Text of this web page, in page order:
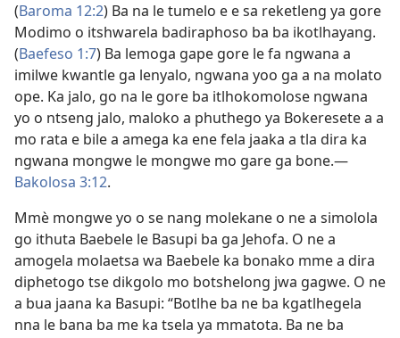
(Baroma 12:2) Ba na le tumelo e e sa reketleng ya gore
Modimo o itshwarela badiraphoso ba ba ikotlhayang.
(Baefeso 1:7) Ba lemoga gape gore le fa ngwana a
imilwe kwantle ga lenyalo, ngwana yoo ga a na molato
ope. Ka jalo, go na le gore ba itlhokomolose ngwana
yo o ntseng jalo, maloko a phuthego ya Bokeresete a a
mo rata e bile a amega ka ene fela jaaka a tla dira ka
ngwana mongwe le mongwe mo gare ga bone.—
Bakolosa 3:12.
Mmè mongwe yo o se nang molekane o ne a simolola
go ithuta Baebele le Basupi ba ga Jehofa. O ne a
amogela molaetsa wa Baebele ka bonako mme a dira
diphetogo tse dikgolo mo botshelong jwa gagwe. O ne
a bua jaana ka Basupi: “Botlhe ba ne ba kgatlhegela
nna le bana ba me ka tsela ya mmatota. Ba ne ba